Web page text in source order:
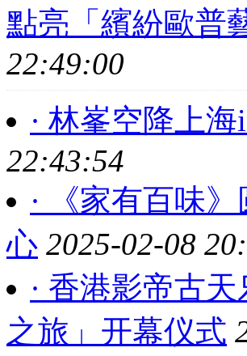
點亮「繽紛歐普
22:49:00
· 林峯空降上
22:43:54
· 《家有百味
心 2025-02-08
· 香港影帝古
之旅」开幕仪式